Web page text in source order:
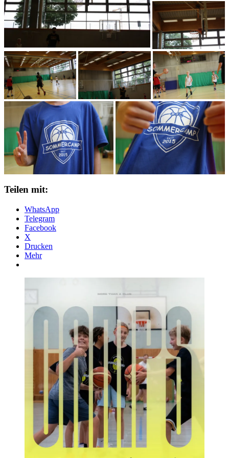
Teilen mit:
WhatsApp
Telegram
Facebook
X
Drucken
Mehr